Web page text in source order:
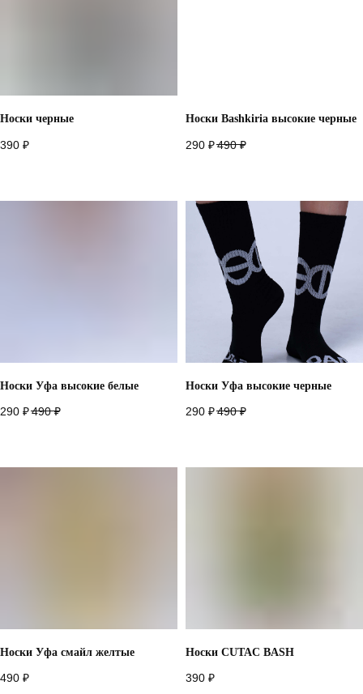
Носки черные
390 ₽
Носки Bashkiria высокие черные
290 ₽490 ₽
Носки Уфа высокие белые
290 ₽490 ₽
Носки Уфа высокие черные
290 ₽490 ₽
Носки Уфа смайл желтые
490 ₽
Носки CUTAC BASH
390 ₽